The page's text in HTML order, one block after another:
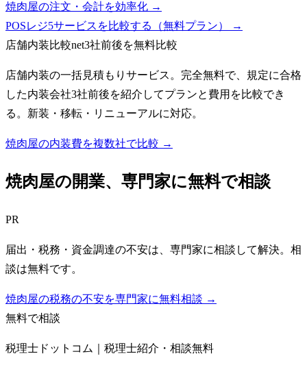
焼肉屋の注文・会計を効率化 →
POSレジ5サービスを比較する（無料プラン）
→
店舗内装比較net3社前後を無料比較
店舗内装の一括見積もりサービス。完全無料で、規定に合格
した内装会社3社前後を紹介してプランと費用を比較でき
る。新装・移転・リニューアルに対応。
焼肉屋の内装費を複数社で比較 →
焼肉屋の開業、専門家に無料で相談
PR
届出・税務・資金調達の不安は、専門家に相談して解決。相
談は無料です。
焼肉屋の税務の不安を専門家に無料相談 →
無料で相談
税理士ドットコム｜税理士紹介・相談無料